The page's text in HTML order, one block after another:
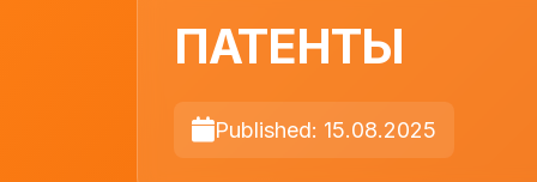
ПАТЕНТЫ
Published: 15.08.2025